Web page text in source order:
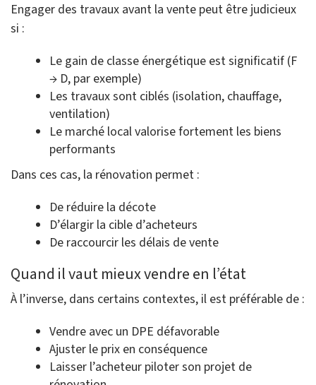
Engager des travaux avant la vente peut être judicieux
si :
Le gain de classe énergétique est significatif (F
→ D, par exemple)
Les travaux sont ciblés (isolation, chauffage,
ventilation)
Le marché local valorise fortement les biens
performants
Dans ces cas, la rénovation permet :
De réduire la décote
D’élargir la cible d’acheteurs
De raccourcir les délais de vente
Quand il vaut mieux vendre en l’état
À l’inverse, dans certains contextes, il est préférable de :
Vendre avec un DPE défavorable
Ajuster le prix en conséquence
Laisser l’acheteur piloter son projet de